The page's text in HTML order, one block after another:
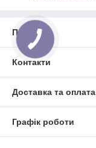
Про нас
Контакти
Доставка та оплата
Графік роботи